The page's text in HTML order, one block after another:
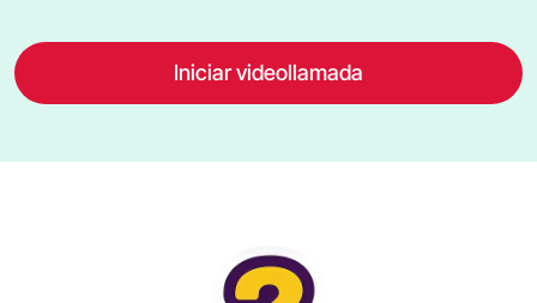
Iniciar videollamada